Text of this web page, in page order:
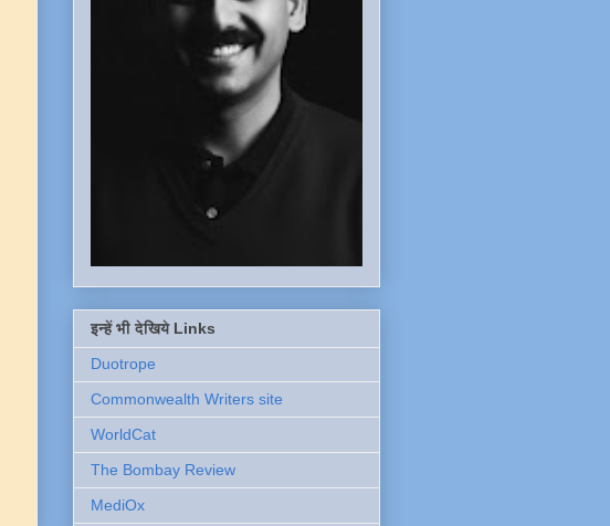
इन्हें भी देखिये Links
Duotrope
Commonwealth Writers site
WorldCat
The Bombay Review
MediOx